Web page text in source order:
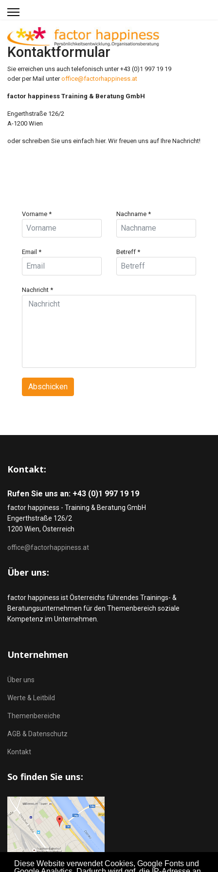
Diese Website verwendet Cookies, Google Fonts und
Kontaktformular
Sie erreichen uns auch telefonisch unter +43 (0)1 997 19 19
oder per Mail unteroffice@factorhappiness.at
factor happiness Training & Beratung GmbH
Engerthstraße 126/2
A-1200 Wien
oder schreiben Sie uns einfach hier. Wir freuen uns auf Ihre Nachricht!
Vorname * Nachname *
Email * Betreff *
Nachricht *
Abschicken
Kontakt:
Rufen Sie uns an: +43 (0)1 997 19 19
factor happiness - Training & Beratung GmbH
Engerthstraße 126/2
1200 Wien, Österreich
office@factorhappiness.at
Über uns:
factor happiness ist Österreichs führendes Trainings- &
Beratungsunternehmen für den Themenbereich soziale
Kompetenz im Unternehmen.
Unternehmen
Über uns
Werte & Leitbild
Themenbereiche
AGB & Datenschutz
Kontakt
So finden Sie uns: